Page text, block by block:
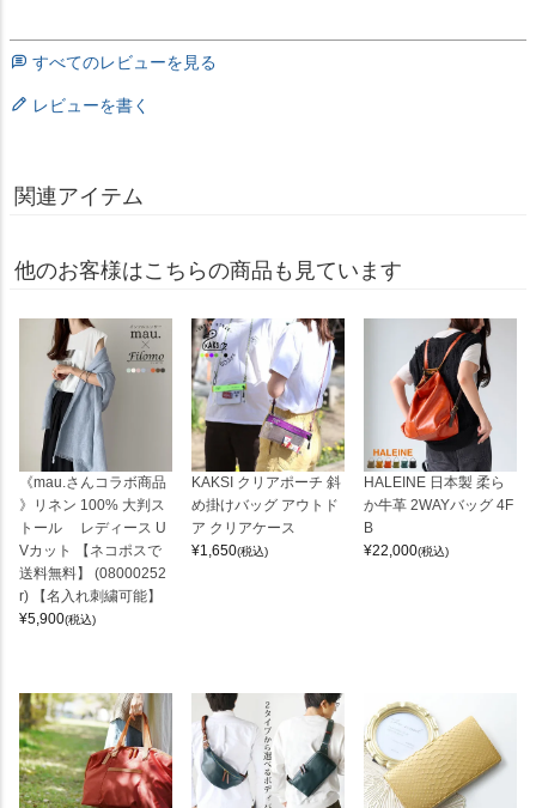
すべてのレビューを見る
レビューを書く
関連アイテム
他のお客様はこちらの商品も見ています
《mau.さんコラボ商品
》リネン 100% 大判ス
トール レディース U
Vカット 【ネコポスで
送料無料】 (08000252
r) 【名入れ刺繍可能】
¥5,900(税込)
KAKSI クリアポーチ 斜
め掛けバッグ アウトド
ア クリアケース
¥1,650(税込)
HALEINE 日本製 柔ら
か牛革 2WAYバッグ 4F
B
¥22,000(税込)